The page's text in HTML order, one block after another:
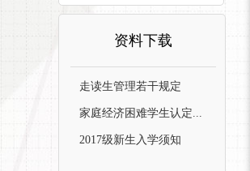
资料下载
走读生管理若干规定
家庭经济困难学生认定...
2017级新生入学须知